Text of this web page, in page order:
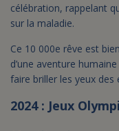
célébration, rappelant
sur la maladie.
Ce 10 000e rêve est
d’une aventure
faire briller les yeux des
2024 : Jeux